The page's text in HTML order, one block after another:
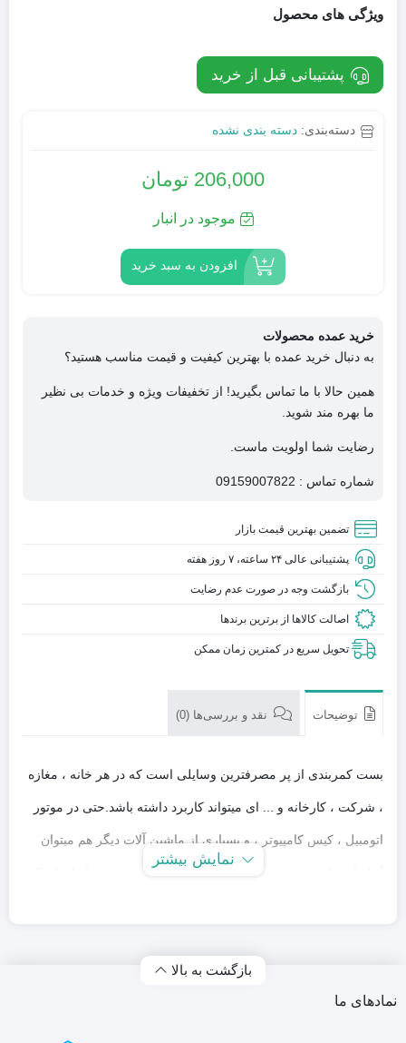
ویژگی های محصول
پشتیبانی قبل از خرید
دسته‌بندی: دسته بندی نشده
206,000 تومان
موجود در انبار
افزودن به سبد خرید
خرید عمده محصولات
به دنبال خرید عمده با بهترین کیفیت و قیمت مناسب هستید؟
همین حالا با ما تماس بگیرید! از تخفیفات ویژه و خدمات بی نظیر
ما بهره مند شوید.
رضایت شما اولویت ماست.
شماره تماس : 09159007822
تضمین بهترین قیمت بازار
پشتیبانی عالی ۲۴ ساعته، ۷ روز هفته
بازگشت وجه در صورت عدم رضایت
اصالت کالاها از برترین برندها
تحویل سریع در کمترین زمان ممکن
توضیحات نقد و بررسی‌ها (0)
بست کمربندی از پر مصرفترین وسایلی است که در هر خانه ، مغازه
، شرکت ، کارخانه و ‏.‏‏.‏‏.‏ ای میتواند کاربرد داشته باشد‏.‏حتی در موتور
اتومبیل ، کیس کامپیوتر ، و بسیاری از ماشین آلات دیگر هم میتوان
آنها را مشاهده نمود‏.‏ شرکت فروزش توانسته این بست ها را تولید کند
نمایش بیشتر
بازگشت به بالا
نمادهای ما